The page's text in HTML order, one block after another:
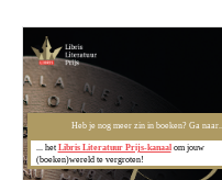
Heb je nog meer zin in boeken? Ga naar...
... het Libris Literatuur Prijs-kanaalom jouw
(boeken)wereld te vergroten!